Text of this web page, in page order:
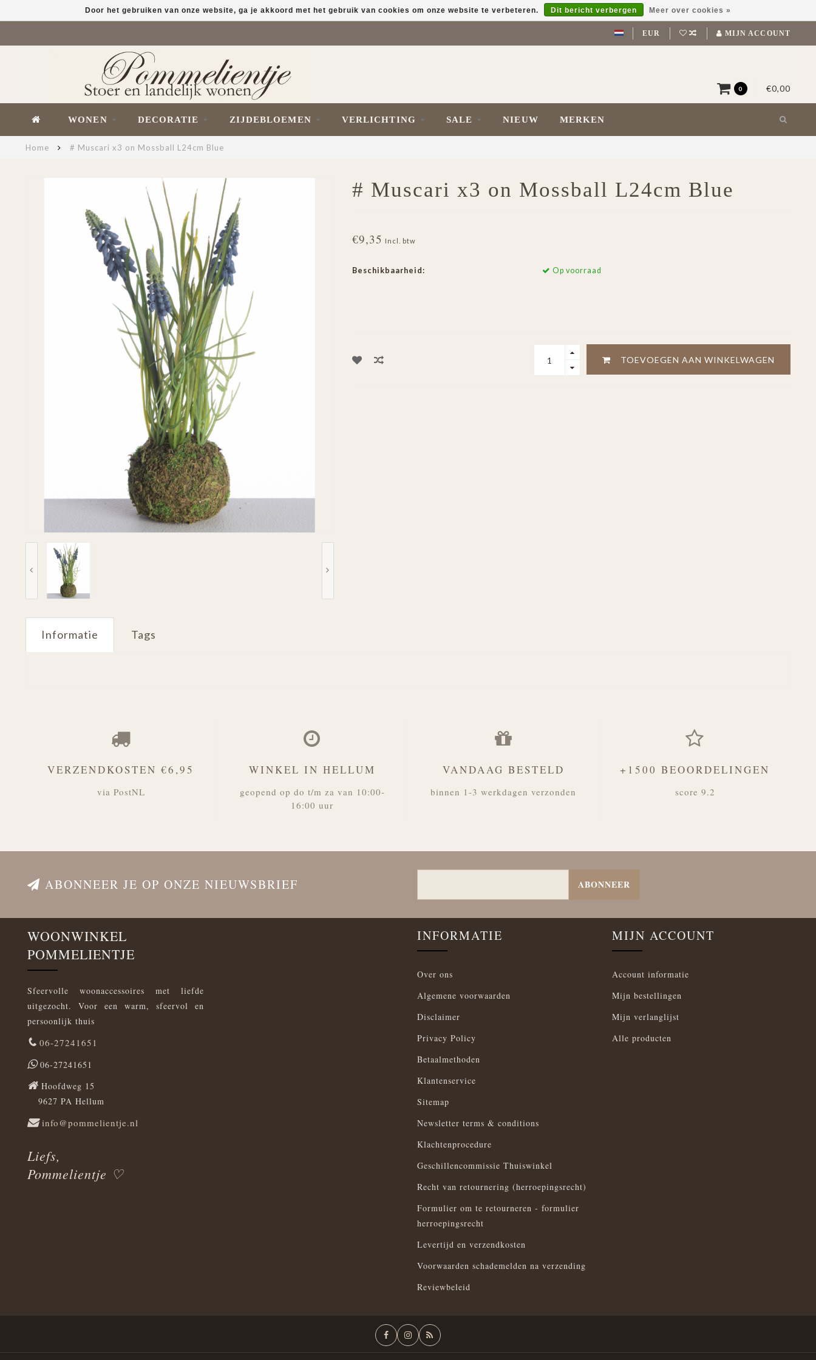
EUR MIJN ACCOUNT
0 €0,00
WONEN DECORATIE ZIJDEBLOEMEN VERLICHTING SALE NIEUW MERKEN
Home # Muscari x3 on Mossball L24cm Blue
# Muscari x3 on Mossball L24cm Blue
€9,35 Incl. btw
Beschikbaarheid: Op voorraad
TOEVOEGEN AAN WINKELWAGEN
Informatie Tags
Door het gebruiken van onze website, ga je akkoord met het gebruik van cookies om onze website te verbeteren. Dit bericht verbergen Meer over cookies »
VERZENDKOSTEN €6,95
via PostNL
WINKEL IN HELLUM
geopend op do t/m za van 10:00-
16:00 uur
VANDAAG BESTELD
binnen 1-3 werkdagen verzonden
+1500 BEOORDELINGEN
score 9.2
ABONNEER JE OP ONZE NIEUWSBRIEF ABONNEER
WOONWINKEL
POMMELIENTJE
Sfeervolle woonaccessoires met liefde
uitgezocht. Voor een warm, sfeervol en
persoonlijk thuis
06-27241651
06-27241651
Hoofdweg 15
9627 PA Hellum
info@pommelientje.nl
Liefs,
Pommelientje ♡
INFORMATIE
Over ons
Algemene voorwaarden
Disclaimer
Privacy Policy
Betaalmethoden
Klantenservice
Sitemap
Newsletter terms & conditions
Klachtenprocedure
Geschillencommissie Thuiswinkel
Recht van retournering (herroepingsrecht)
Formulier om te retourneren - formulier
herroepingsrecht
Levertijd en verzendkosten
Voorwaarden schademelden na verzending
Reviewbeleid
MIJN ACCOUNT
Account informatie
Mijn bestellingen
Mijn verlanglijst
Alle producten